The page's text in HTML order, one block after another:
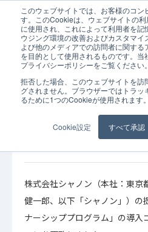
このウェブサイトでは、お客様のコ
す。このCookieは、ウェブサイトの
に使用され、これによって利用者を記
ウジング環境の改善およびカスタマ
よび他のメディアでの訪問者に関す
を目的として使用されるものです。当
プライバシーポリシーをご覧ください。
拒否した場合、このウェブサイトを
グされません。ブラウザーではトラ
るために1つのCookieが使用されます。
Cookie設定 すべて承認
ホーム お知らせ 「シャノンパ
2021年08月20日 お知らせ
「シャノンパートナーシッ
画し連携開発もご提案可
援サービス」を
株式会社シャノン（本社：東京
健一郎、以下「シャノン」）の
ナーシッププログラム」の導入